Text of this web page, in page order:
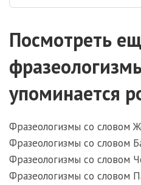
Посмотреть
упоминается
Фразеологизмы со словом
Фразеологизмы со словом
Фразеологизмы со словом
Фразеологизмы со словом